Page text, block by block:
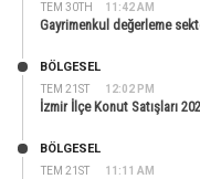
TEM 30TH 11:42 AM
Gayrimenkul değerleme
TEM 21ST 12:02 PM
BÖLGESEL
İzmir İlçe Konut Satışları
TEM 21ST 11:11 AM
BÖLGESEL